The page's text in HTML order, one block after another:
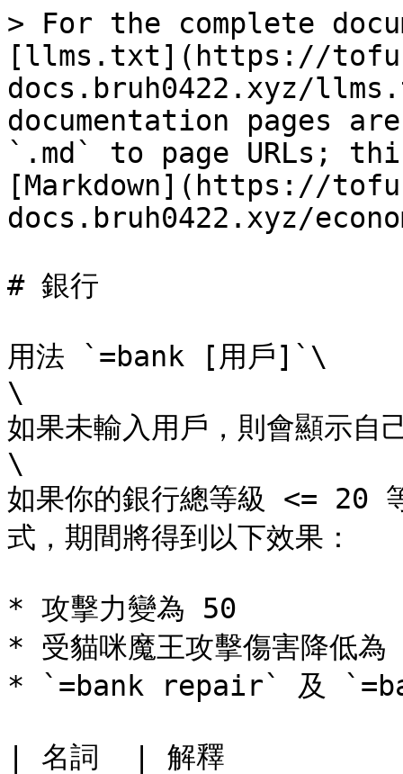
> For the complete
[llms.txt](https://
docs.bruh0422.xyz/
documentation pages
`.md` to page URLs;
[Markdown](https://
docs.bruh0422.xyz/
# 銀行
用法 `=bank [用戶]`\
\
如果未輸入用戶，則會顯示自
\
如果你的銀行總等級 <= 20
式，期間將得到以下效果：
* 攻擊力變為 50
* 受貓咪魔王攻擊傷害降低為
* `=bank repair` 及
| 名詞  | 解釋